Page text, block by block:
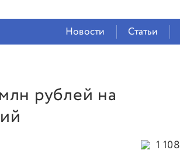
2.18 м/сНовости Статьи
рублей на
1 108